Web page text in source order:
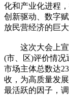
化和产业化进程
创新驱动、数字
放民营经济的巨大
这次大会上宣
(市、区)评价情况
市场主体总数达
收，为高质量发
最活跃的因子，